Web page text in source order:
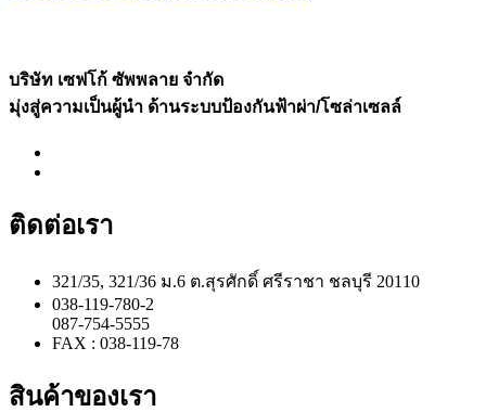
บริษัท เซฟโก้ ซัพพลาย จำกัด
มุ่งสู่ความเป็นผู้นำ ด้านระบบป้องกันฟ้าผ่า/โซล่าเซลล์
ติดต่อเรา
321/35, 321/36 ม.6 ต.สุรศักดิ์ ศรีราชา ชลบุรี 20110
038-119-780-2
087-754-5555
FAX : 038-119-78
สินค้าของเรา